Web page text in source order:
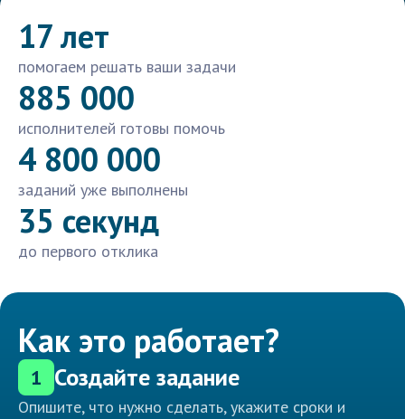
17 лет
помогаем решать ваши задачи
885 000
исполнителей готовы помочь
4 800 000
заданий уже выполнены
35 секунд
до первого отклика
Как это работает?
1 Создайте задание
Опишите, что нужно сделать, укажите сроки и